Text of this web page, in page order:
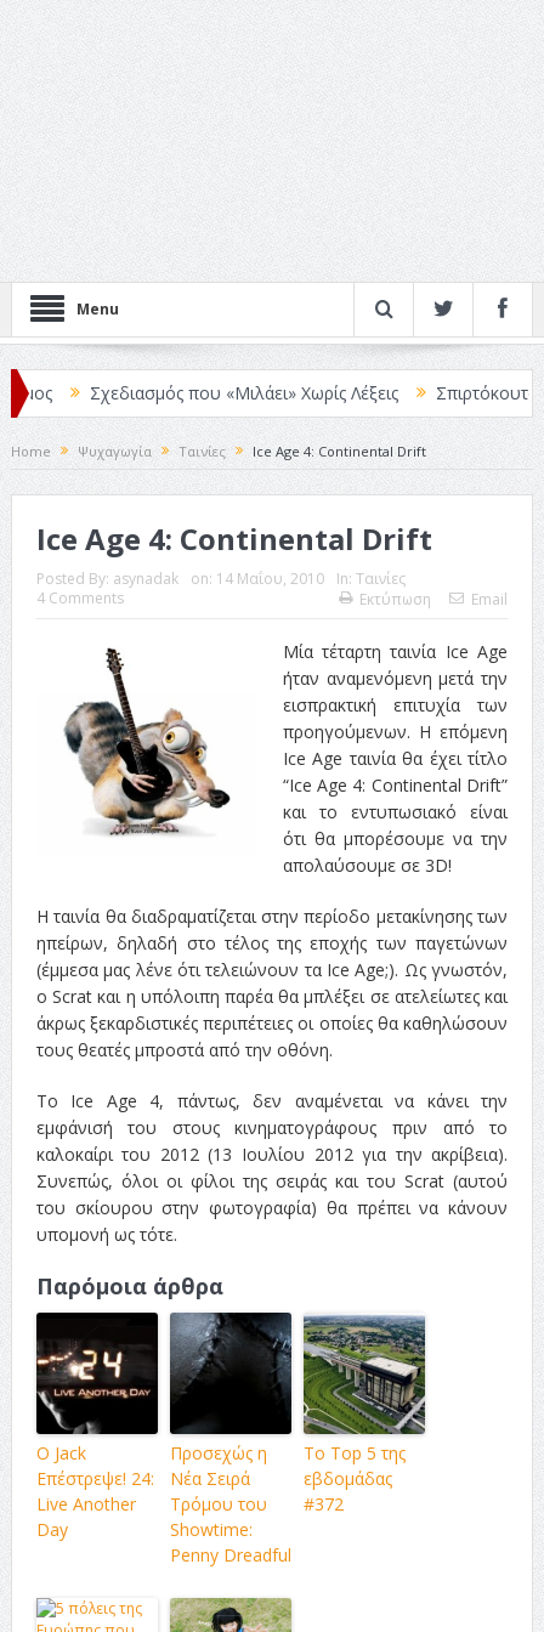
Menu
Σχεδιασμός που «Μιλάει» Χωρίς Λέξεις Σπιρτόκουτο: η
Home Ψυχαγωγία Ταινίες Ice Age 4: Continental Drift
Ice Age 4: Continental Drift
Posted By: asynadak on: 14 Μαΐου, 2010 In: Ταινίες
4 Comments
Εκτύπωση Email
Μία τέταρτη ταινία Ice Age
ήταν αναμενόμενη μετά την
εισπρακτική επιτυχία των
προηγούμενων. Η επόμενη
Ice Age ταινία θα έχει τίτλο
“Ice Age 4: Continental Drift”
και το εντυπωσιακό είναι
ότι θα μπορέσουμε να την
απολαύσουμε σε 3D!
Η ταινία θα διαδραματίζεται στην περίοδο μετακίνησης των
ηπείρων, δηλαδή στο τέλος της εποχής των παγετώνων
(έμμεσα μας λένε ότι τελειώνουν τα Ice Age;). Ως γνωστόν,
ο Scrat και η υπόλοιπη παρέα θα μπλέξει σε ατελείωτες και
άκρως ξεκαρδιστικές περιπέτειες οι οποίες θα καθηλώσουν
τους θεατές μπροστά από την οθόνη.
Το Ice Age 4, πάντως, δεν αναμένεται να κάνει την
εμφάνισή του στους κινηματογράφους πριν από το
καλοκαίρι του 2012 (13 Ιουλίου 2012 για την ακρίβεια).
Συνεπώς, όλοι οι φίλοι της σειράς και του Scrat (αυτού
του σκίουρου στην φωτογραφία) θα πρέπει να κάνουν
υπομονή ως τότε.
Παρόμοια άρθρα
Ο Jack
Επέστρεψε! 24:
Live Another
Day
Προσεχώς η
Νέα Σειρά
Τρόμου του
Showtime:
Penny Dreadful
Το Top 5 της
εβδομάδας
#372